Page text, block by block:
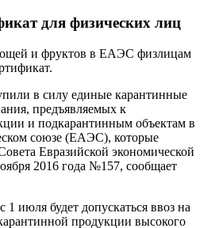
для физических лиц
и фруктов в ЕАЭС физлицам
в силу единые карантинные
предъявляемых к
и подкарантинным объектам в
союзе (ЕАЭС), которые
Евразийской экономической
2016 года №157, сообщает
1 июля будет допускаться ввоз на
продукции высокого